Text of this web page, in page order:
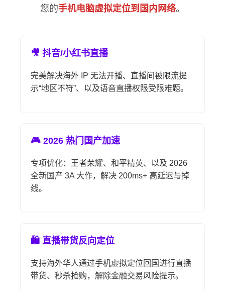
您的手机电脑虚拟定位到国内网络。
🎥 抖音/小红书直播
完美解决海外 IP 无法开播、直播间被限流提
示“地区不符”、以及语音直播权限受限难题。
🎮 2026 热门国产加速
专项优化：王者荣耀、和平精英、以及 2026
全新国产 3A 大作，解决 200ms+ 高延迟与掉
线。
🛍️ 直播带货反向定位
支持海外华人通过手机虚拟定位回国进行直播
带货、秒杀抢购，解除金融交易风险提示。